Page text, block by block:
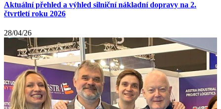
Aktuální přehled a výhled silniční nákladní dopravy na 2.
čtvrtletí roku 2026
28/04/26